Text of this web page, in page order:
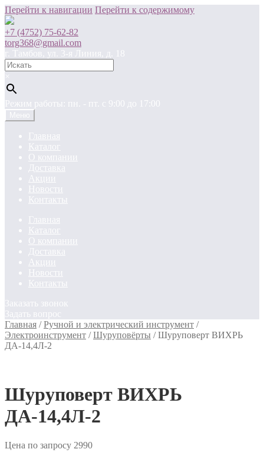
Перейти к навигации Перейти к содержимому
+7 (4752) 75-62-82
torg368@gmail.com
г. Тамбов, ул. 3-я Линия, д. 18
×
Режим работы: пн. - пт. c 9:00 до 17:00
Меню
Главная
Каталог
О компании
Доставка
Акции
Новости
Контакты
Главная
Каталог
О компании
Доставка
Акции
Новости
Контакты
Заказать звонок
Задать вопрос
Главная /Ручной и электрический инструмент /
Электроинструмент /Шуруповёрты /Шуруповерт ВИХРЬ
ДА-14,4Л-2
Шуруповерт ВИХРЬ
ДА-14,4Л-2
Цена по запросу 2990